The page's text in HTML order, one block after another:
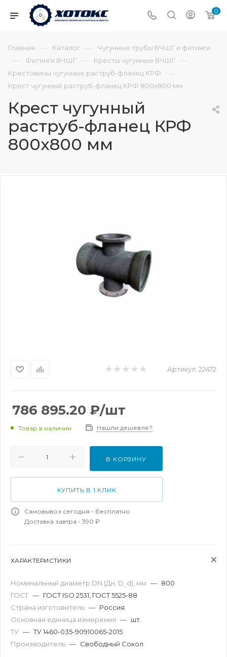
0
Главная — Каталог — Чугунные трубы ВЧШГ и фитинги
— Фитинги ВЧШГ — Кресты чугунные ВЧШГ —
Крестовины чугунные раструб-фланец КРФ —
Крест чугунный раструб-фланец КРФ 800х800 мм
Крест чугунный
раструб-фланец КРФ
800х800 мм
Артикул: 22472
786 895.20 ₽/шт
Товар в наличии Нашли дешевле?
В КОРЗИНУ
КУПИТЬ В 1 КЛИК
Самовывоз сегодня - бесплатно
Доставка завтра - 390 ₽
ХАРАКТЕРИСТИКИ
Номинальный диаметр DN (Дн, D, d), мм — 800
ГОСТ — ГОСТ ISO 2531, ГОСТ 5525-88
Страна изготовитель — Россия
Основная единица измерения — шт.
ТУ — ТУ 1460-035-90910065-2015
Производитель — Свободный Сокол